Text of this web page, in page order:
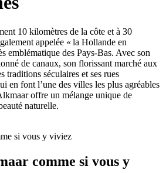
10 kilomètres de la côte et à 30
appelée « la Hollande en
emblématique des Pays-Bas. Avec son
de canaux, son florissant marché aux
traditions séculaires et ses rues
en font l’une des villes les plus agréables
offre un mélange unique de
naturelle.
si vous y viviez
comme si vous y